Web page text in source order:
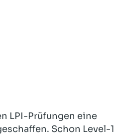
LPI-Prüfungen eine
Schon Level-1